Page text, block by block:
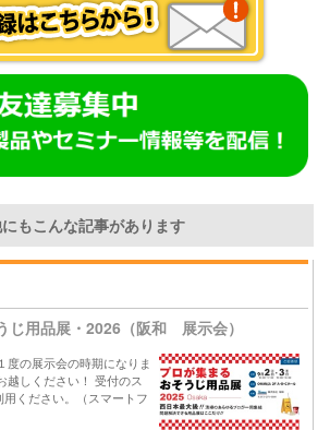
もこんな記事があります
じ用品展・2026（阪和 展示会）
度の展示会の時期になりま
越しください！ 受付のス
ください。（スマートフ